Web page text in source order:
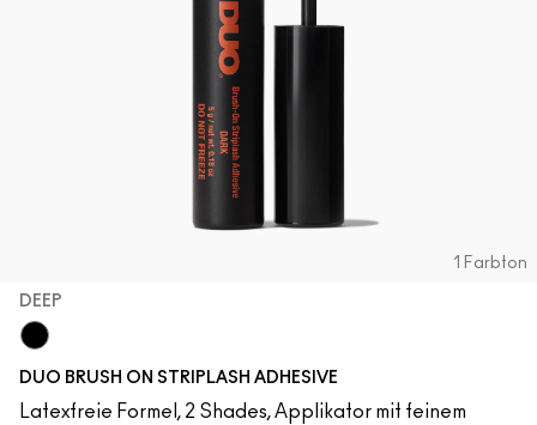
1 Farbton
DEEP
DUO BRUSH ON STRIPLASH ADHESIVE
Latexfreie Formel, 2 Shades, Applikator mit feinem